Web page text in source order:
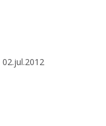
02.jul.2012